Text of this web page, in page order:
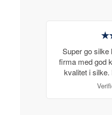
Super go silke
firma med god
kvalitet i silke.